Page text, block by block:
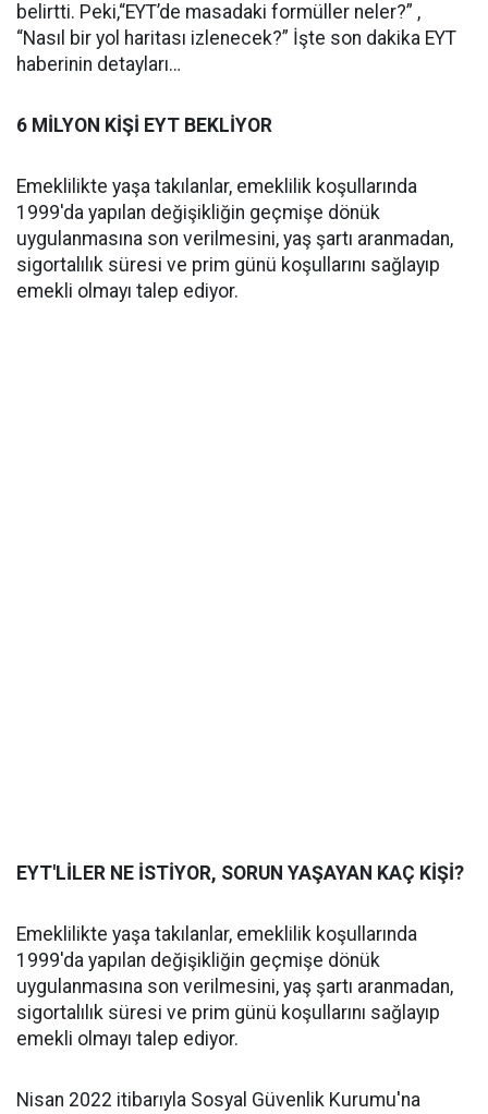
belirtti. Peki,“EYT’de masadaki formüller neler?” ,
“Nasıl bir yol haritası izlenecek?” İşte son dakika EYT
haberinin detayları…
6 MİLYON KİŞİ EYT BEKLİYOR
Emeklilikte yaşa takılanlar, emeklilik koşullarında
1999'da yapılan değişikliğin geçmişe dönük
uygulanmasına son verilmesini, yaş şartı aranmadan,
sigortalılık süresi ve prim günü koşullarını sağlayıp
emekli olmayı talep ediyor.
EYT'LİLER NE İSTİYOR, SORUN YAŞAYAN KAÇ KİŞİ?
Emeklilikte yaşa takılanlar, emeklilik koşullarında
1999'da yapılan değişikliğin geçmişe dönük
uygulanmasına son verilmesini, yaş şartı aranmadan,
sigortalılık süresi ve prim günü koşullarını sağlayıp
emekli olmayı talep ediyor.
Nisan 2022 itibarıyla Sosyal Güvenlik Kurumu'na